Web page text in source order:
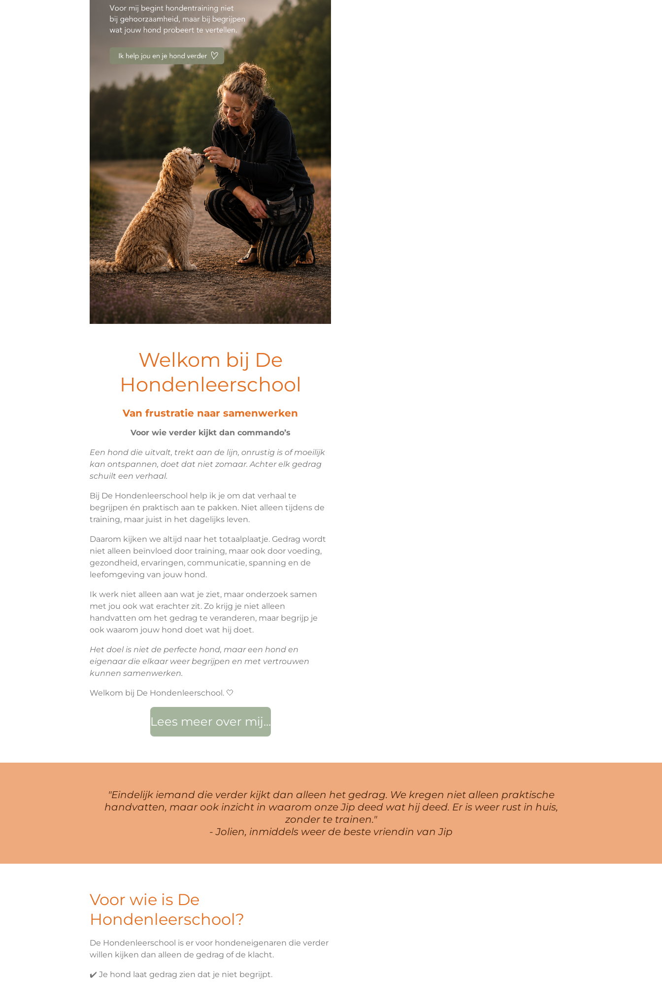
Welkom bij De
Hondenleerschool
Van frustratie naar samenwerken
Voor wie verder kijkt dan commando’s
Een hond die uitvalt, trekt aan de lijn, onrustig is of moeilijk
kan ontspannen, doet dat niet zomaar. Achter elk gedrag
schuilt een verhaal.
Bij De Hondenleerschool help ik je om dat verhaal te
begrijpen én praktisch aan te pakken. Niet alleen tijdens de
training, maar juist in het dagelijks leven.
Daarom kijken we altijd naar het totaalplaatje. Gedrag wordt
niet alleen beïnvloed door training, maar ook door voeding,
gezondheid, ervaringen, communicatie, spanning en de
leefomgeving van jouw hond.
Ik werk niet alleen aan wat je ziet, maar onderzoek samen
met jou ook wat erachter zit. Zo krijg je niet alleen
handvatten om het gedrag te veranderen, maar begrijp je
ook waarom jouw hond doet wat hij doet.
Het doel is niet de perfecte hond, maar een hond en
eigenaar die elkaar weer begrijpen en met vertrouwen
kunnen samenwerken.
Welkom bij De Hondenleerschool. 🤍
Lees meer over mij...
"Eindelijk iemand die verder kijkt dan alleen het gedrag. We kregen niet alleen praktische
handvatten, maar ook inzicht in waarom onze Jip deed wat hij deed. Er is weer rust in huis,
zonder te trainen."
- Jolien, inmiddels weer de beste vriendin van Jip
Voor wie is De
Hondenleerschool?
De Hondenleerschool is er voor hondeneigenaren die verder
willen kijken dan alleen de gedrag of de klacht.
✔️ Je hond laat gedrag zien dat je niet begrijpt.